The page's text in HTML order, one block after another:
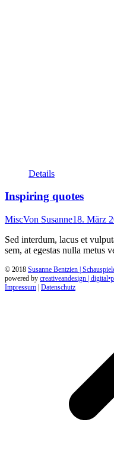
Details
Inspiring quotes
MiscVon Susanne18. März
Sed interdum, lacus et
sem, at egestas nulla metus
© 2018 Susanne Bentzien |
powered by creativeandesign |
Impressum Datenschutz